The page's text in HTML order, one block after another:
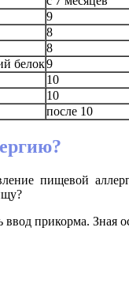
9
8
8
белок9
10
10
после 10
пищевой
прикорма. Зная